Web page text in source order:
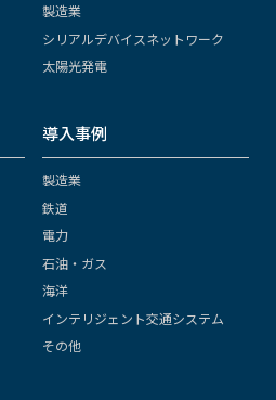
製造業
シリアルデバイスネットワーク
太陽光発電
導入事例
製造業
鉄道
電力
石油・ガス
海洋
インテリジェント交通システム
その他